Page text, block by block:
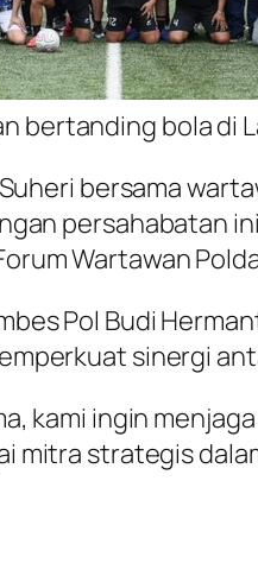
bertanding bola di
bersama
persahabatan
Wartawan
Pol Budi
sinergi
kami ingin
mitra strategis